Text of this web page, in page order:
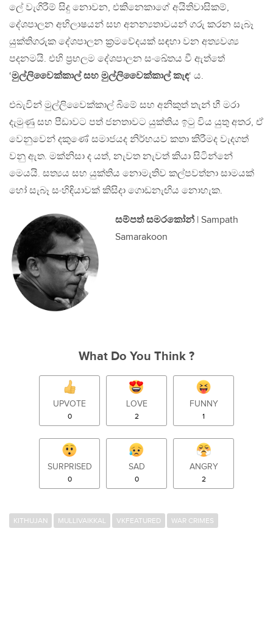
ලේ වැගිරීම් සිදු නොවන, එකිනෙකාගේ අයිතිවාසිකම්,
දේශපාලන අභිලාෂයන් සහ අනන්‍යතාවයන් ගරු කරන සැබෑ
යුක්තිගරුක දේශපාලන ක්‍රමවේදයක් සඳහා වන අත්‍යවශ්‍ය
පදනමයි. එහි ප්‍රභලම දේශපාලන සංඛේතය වී ඇත්තේ
‘මුල්ලිවෛක්කාල් සහ මුල්ලිවෛක්කාල් කැඳ‘ ය.
එබැවින් මුල්ලිවෛක්කාල් බිමේ සහ අනිකුත් තැන් හී මරා
දැමුණු සහ පීඩාවට පත් ජනතාවට යුක්තිය ඉටු විය යුතු අතර, ඒ
වෙනුවෙන් දකුණේ සමාජයද නිර්භයව කතා කිරීමද වැදගත්
වනු ඇත. මක්නිසා ද යත්, නැවත නැවත් කියා සිටින්නේ
මෙයයි. සත්‍යය සහ යුක්තිය නොමැතිව කල්පවත්නා සාමයක්
හෝ සැබෑ සංහිඳියාවක් කිසිදා ගොඩනැඟිය නොහැක.
සම්පත් සමරකෝන් | Sampath
Samarakoon
What Do You Think ?
UPVOTE
0
LOVE
2
FUNNY
1
SURPRISED
0
SAD
0
ANGRY
2
KITHUJAN MULLIVAIKKAL VKFEATURED WAR CRIMES